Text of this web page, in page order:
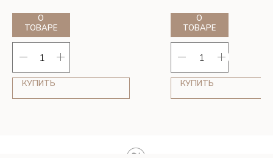
О
ТОВАРЕ
КУПИТЬ
О
ТОВАРЕ
КУПИТЬ